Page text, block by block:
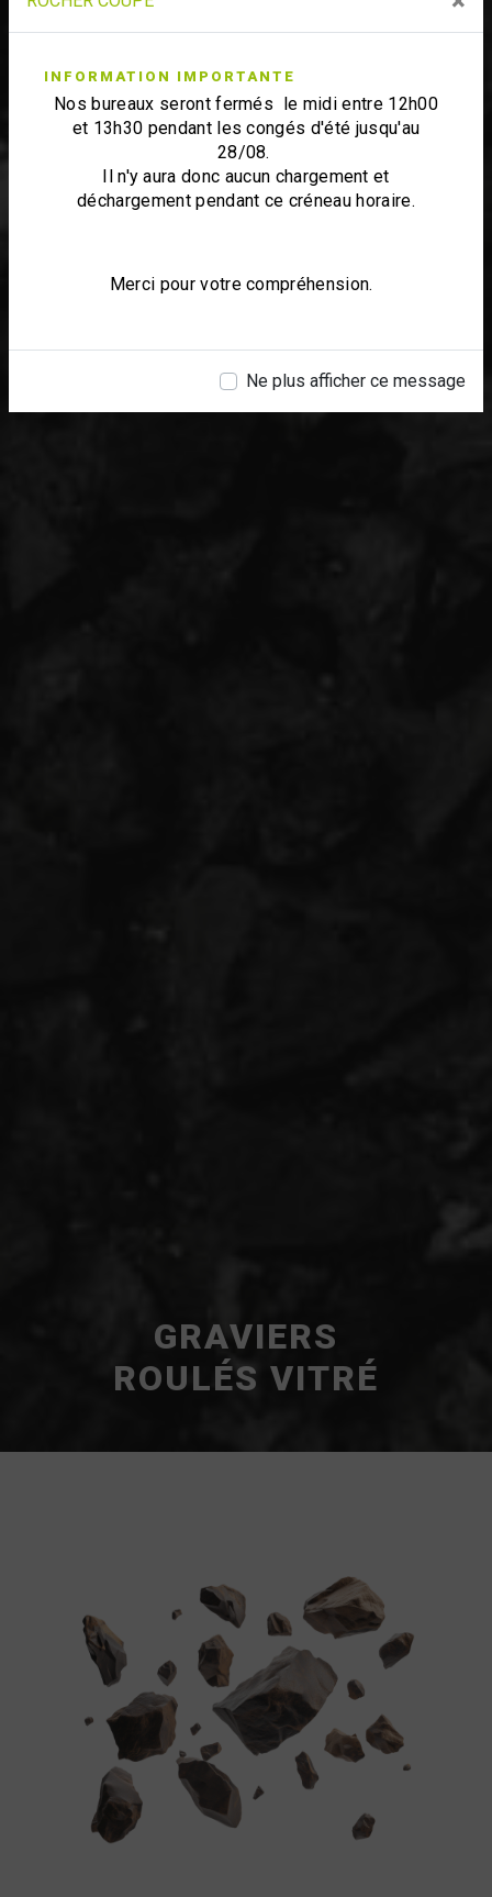
INFORMATION IMPORTANTE
Nos bureaux seront fermés le midi entre 12h00
et 13h30 pendant les congés d'été jusqu'au
28/08.
Il n'y aura donc aucun chargement et
déchargement pendant ce créneau horaire.
Merci pour votre compréhension.
Ne plus afficher ce message
GRAVIERS
ROULÉS VITRÉ